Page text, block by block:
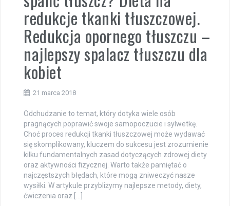
redukcje tkanki tłuszczowej.
Redukcja opornego tłuszczu –
najlepszy spalacz tłuszczu dla
kobiet
21 marca 2018
Odchudzanie to temat, który dotyka wiele osób
pragnących poprawić swoje samopoczucie i sylwetkę.
Choć proces redukcji tkanki tłuszczowej może wydawać
się skomplikowany, kluczem do sukcesu jest zrozumienie
kilku fundamentalnych zasad dotyczących zdrowej diety
oraz aktywności fizycznej. Warto także pamiętać o
najczęstszych błędach, które mogą zniweczyć nasze
wysiłki. W artykule przybliżymy najlepsze metody, diety,
ćwiczenia oraz […]